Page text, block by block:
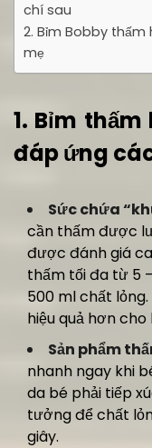
chí sau
2. Bỉm Bobby thấm
mẹ
1. Bỉm
đáp ứng
Sức chứa
cần thấm được
được đánh giá
thấm tối đa từ 5
500 ml chất
hiệu quả hơn cho
Sản phẩm
nhanh ngay khi
da bé phải tiếp
tưởng để chất
giây.